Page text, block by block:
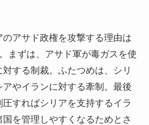
アサド政権を攻撃する理由は
まずは、アサド軍が毒ガスを使
する制裁。ふたつめは、シリ
やイランに対する牽制。最後
すればシリアを支持するイラ
を管理しやすくなるためとさ